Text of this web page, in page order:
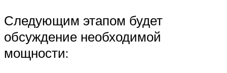
Следующим этапом будет
обсуждение необходимой
мощности: